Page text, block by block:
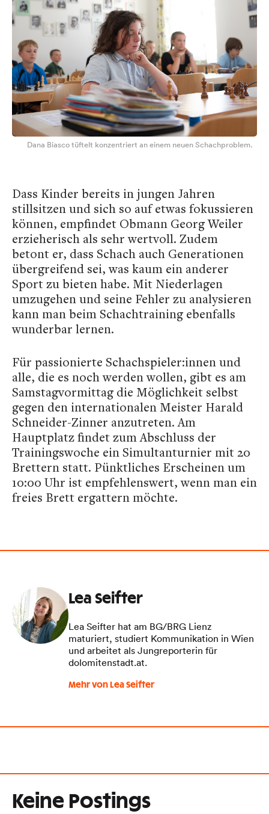
Dana Biasco tüftelt konzentriert an einem neuen Schachproblem.
Dass Kinder bereits in jungen Jahren
stillsitzen und sich so auf etwas fokussieren
können, empfindet Obmann Georg Weiler
erzieherisch als sehr wertvoll. Zudem
betont er, dass Schach auch Generationen
übergreifend sei, was kaum ein anderer
Sport zu bieten habe. Mit Niederlagen
umzugehen und seine Fehler zu analysieren
kann man beim Schachtraining ebenfalls
wunderbar lernen.
Für passionierte Schachspieler:innen und
alle, die es noch werden wollen, gibt es am
Samstagvormittag die Möglichkeit selbst
gegen den internationalen Meister Harald
Schneider-Zinner anzutreten. Am
Hauptplatz findet zum Abschluss der
Trainingswoche ein Simultanturnier mit 20
Brettern statt. Pünktliches Erscheinen um
10:00 Uhr ist empfehlenswert, wenn man ein
freies Brett ergattern möchte.
Lea Seifter
Lea Seifter hat am BG/BRG Lienz
maturiert, studiert Kommunikation in Wien
und arbeitet als Jungreporterin für
dolomitenstadt.at.
Mehr von Lea Seifter
Keine Postings